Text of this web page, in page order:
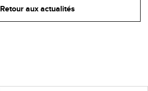
Retour aux actualités